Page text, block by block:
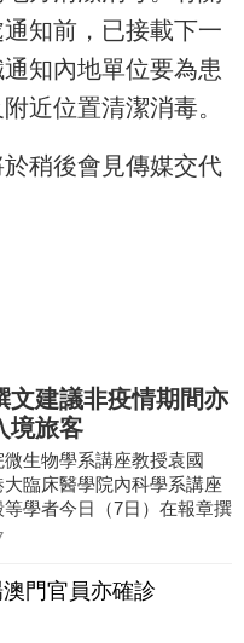
知前，已接載下一
知內地單位要為患
近位置清潔消毒。
稍後會見傳媒交代
文建議非疫情期間亦
境旅客
生物學系講座教授袁國
大臨床醫學院內科學系講座
學者今日（7日）在報章撰
來應對疫情提出建議，指
門官員亦確診